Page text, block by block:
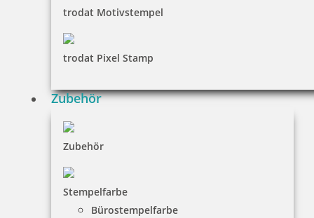
trodat Motivstempel
trodat Pixel Stamp
Zubehör
Zubehör
Stempelfarbe
Bürostempelfarbe